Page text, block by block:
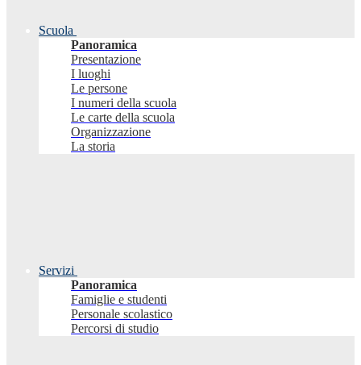
Scuola
Panoramica
Presentazione
I luoghi
Le persone
I numeri della scuola
Le carte della scuola
Organizzazione
La storia
Servizi
Panoramica
Famiglie e studenti
Personale scolastico
Percorsi di studio